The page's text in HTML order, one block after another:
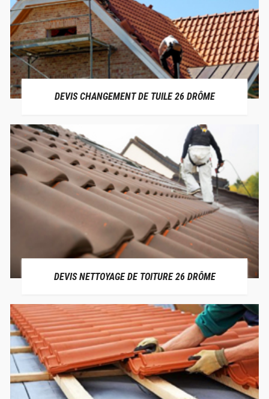
DEVIS CHANGEMENT DE TUILE 26 DRÔME
DEVIS NETTOYAGE DE TOITURE 26 DRÔME